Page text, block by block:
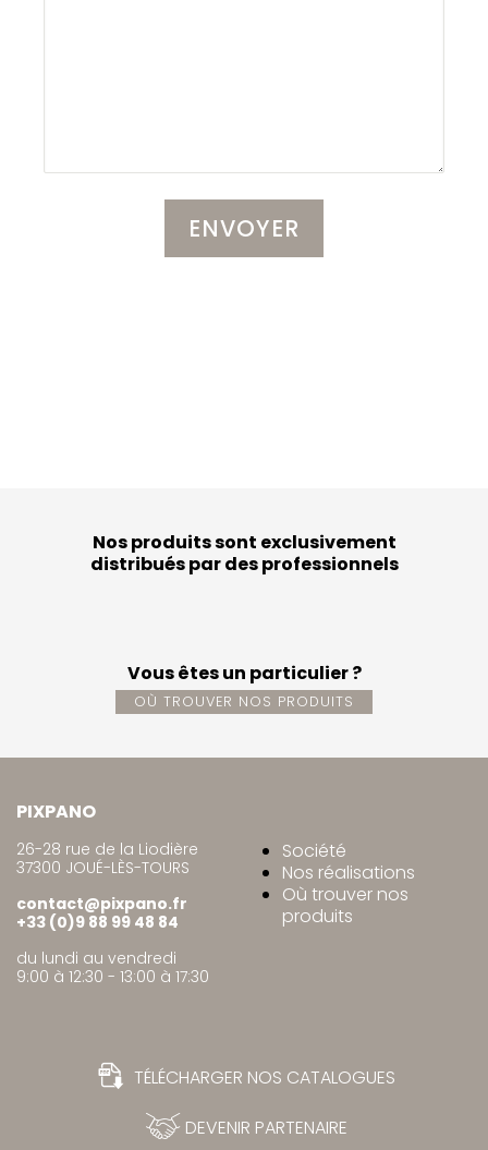
Nos produits sont exclusivement
distribués par des professionnels
Vous êtes un particulier ?
OÙ TROUVER NOS PRODUITS
PIXPANO
26-28 rue de la Liodière
37300 JOUÉ-LÈS-TOURS
contact@pixpano.fr
+33 (0)9 88 99 48 84
du lundi au vendredi
9:00 à 12:30 - 13:00 à 17:30
Société
Nos réalisations
Où trouver nos
produits
TÉLÉCHARGER NOS CATALOGUES
DEVENIR PARTENAIRE